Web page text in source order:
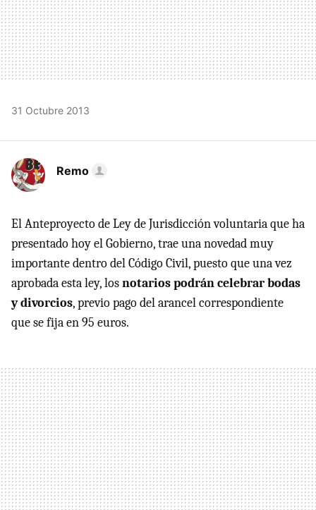
31 Octubre 2013
Remo
El Anteproyecto de Ley de Jurisdicción voluntaria que ha
presentado hoy el Gobierno, trae una novedad muy
importante dentro del Código Civil, puesto que una vez
aprobada esta ley, losnotarios podrán celebrar bodas
y divorcios, previo pago del arancel correspondiente
que se fija en 95 euros.